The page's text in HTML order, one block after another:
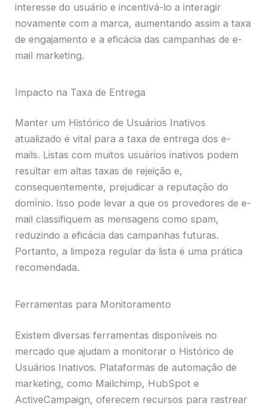
interesse do usuário e incentivá-lo a interagir
novamente com a marca, aumentando assim a taxa
de engajamento e a eficácia das campanhas de e-
mail marketing.
Impacto na Taxa de Entrega
Manter um Histórico de Usuários Inativos
atualizado é vital para a taxa de entrega dos e-
mails. Listas com muitos usuários inativos podem
resultar em altas taxas de rejeição e,
consequentemente, prejudicar a reputação do
domínio. Isso pode levar a que os provedores de e-
mail classifiquem as mensagens como spam,
reduzindo a eficácia das campanhas futuras.
Portanto, a limpeza regular da lista é uma prática
recomendada.
Ferramentas para Monitoramento
Existem diversas ferramentas disponíveis no
mercado que ajudam a monitorar o Histórico de
Usuários Inativos. Plataformas de automação de
marketing, como Mailchimp, HubSpot e
ActiveCampaign, oferecem recursos para rastrear